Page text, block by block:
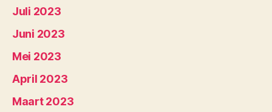
Juli 2023
Juni 2023
Mei 2023
April 2023
Maart 2023